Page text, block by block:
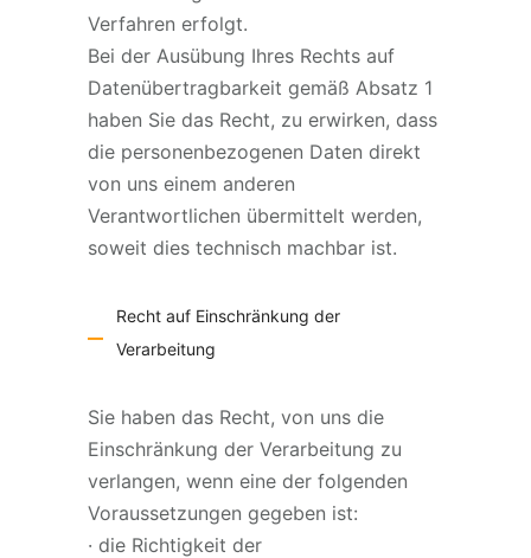
Verfahren erfolgt.
Bei der Ausübung Ihres Rechts auf
Datenübertragbarkeit gemäß Absatz 1
haben Sie das Recht, zu erwirken, dass
die personenbezogenen Daten direkt
von uns einem anderen
Verantwortlichen übermittelt werden,
soweit dies technisch machbar ist.
Recht auf Einschränkung der
Verarbeitung
Sie haben das Recht, von uns die
Einschränkung der Verarbeitung zu
verlangen, wenn eine der folgenden
Voraussetzungen gegeben ist:
· die Richtigkeit der